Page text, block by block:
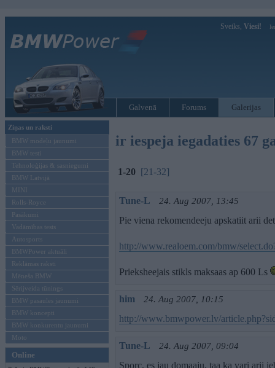
Sveiks, Viesi!
Galvenā Forums Galerijas
Ziņas un raksti
BMW modeļu jaunumi
BMW testi
Tehnoloģijas & sasniegumi
BMW Latvijā
MINI
Rolls-Royce
Pasākumi
Vadāmības tests
Autosports
BMWPower aktuāli
Reklāmas raksti
Mēneša BMW
Sērijveida tūnings
BMW pasaules jaunumi
BMW koncepti
BMW konkurentu jaunumi
Moto
Online
ir iespeja iegadaties 67
1-20 [21-32]
Tune-L 24. Aug 2007, 13:45
Pie viena rekomendeeju apskatiit arii
http://www.realoem.com/bmw/
Prieksheejais stikls maksaas ap 600 Ls
him 24. Aug 2007, 10:15
http://www.bmwpower.lv/
Tune-L 24. Aug 2007, 09:04
Sporc, es jau domaaju, taa ka vari arii